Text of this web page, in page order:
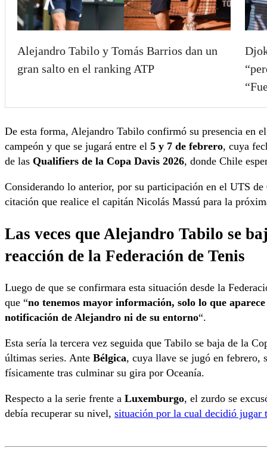
Alejandro Tabilo y Tomás Barrios dan un
gran salto en el ranking ATP
De esta forma, Alejandro Tabilo confirmó su presencia en
campeón y que se jugará entre el 5 y 7 de febrero, cuya
de las Qualifiers de la Copa Davis 2026, donde Chile
Considerando lo anterior, por su participación en el UTS
citación que realice el capitán Nicolás Massú para la
Las veces que Alejandro Tabilo se
reacción de la Federación de Tenis
Luego de que se confirmara esta situación desde la
que “no tenemos mayor información, solo lo que
notificación de Alejandro ni de su entorno“.
Esta sería la tercera vez seguida que Tabilo se baja de la
últimas series. Ante Bélgica, cuya llave se jugó en febrero,
físicamente tras culminar su gira por Oceanía.
Respecto a la serie frente a Luxemburgo, el zurdo se
debía recuperar su nivel, situación por la cual decidió jugar